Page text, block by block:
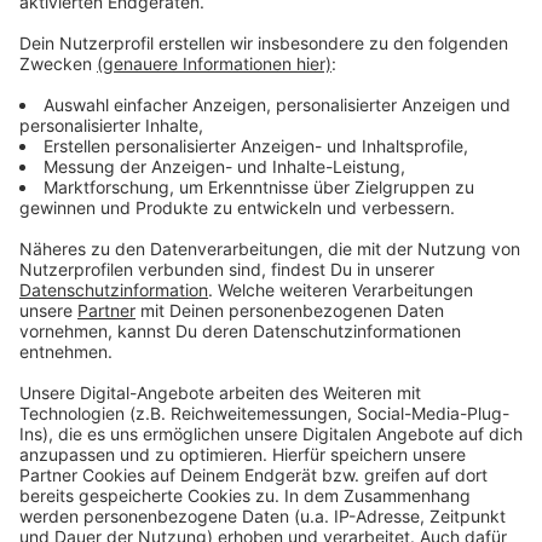
Eine WM im Advent - oder anders gesagt: Morgens ein
draufmachen. Die WM in Katar ist die absurdeste aller
Zeiten und es fährt auch gefühlt nur hin, wer unbedingt
hinfahren muss. Einige unserer größten WM- und
Fußball-Helden gucken sich das Ganze mit uns aus der
gegründet. Sie trägt den Namen "Drei Ecken, ein Elfer".
Jogi Löw, Lothar Matthäus, Mario Basler, Oliver Kahn
und viele mehr geben täglich ihren Senf zur WM.